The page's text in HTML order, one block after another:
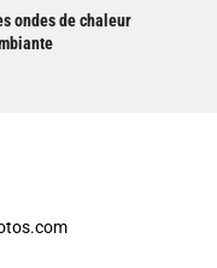
ondes de chaleur